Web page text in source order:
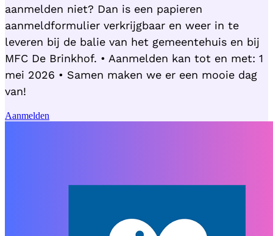
aanmelden niet? Dan is een papieren
aanmeldformulier verkrijgbaar en weer in te
leveren bij de balie van het gemeentehuis en bij
MFC De Brinkhof. • Aanmelden kan tot en met: 1
mei 2026 • Samen maken we er een mooie dag
van!
Aanmelden